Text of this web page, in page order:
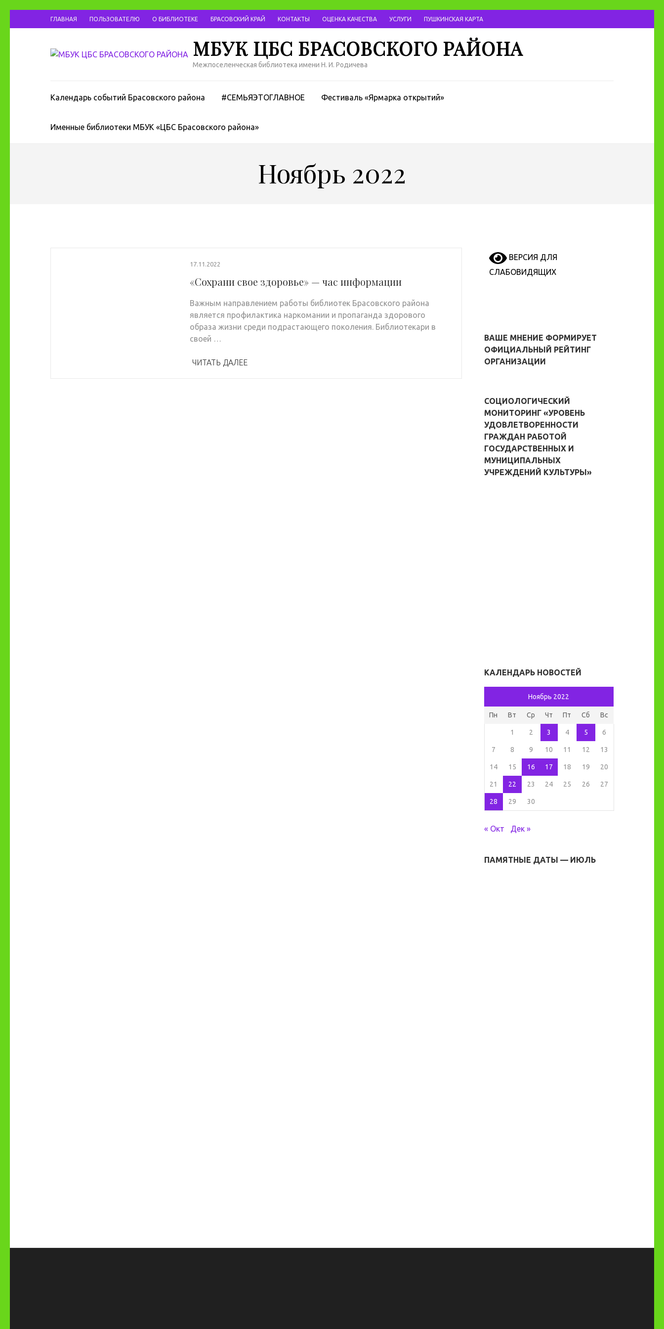
ГЛАВНАЯ ПОЛЬЗОВАТЕЛЮ О БИБЛИОТЕКЕ БРАСОВСКИЙ КРАЙ КОНТАКТЫ ОЦЕНКА КАЧЕСТВА УСЛУГИ ПУШКИНСКАЯ КАРТА
МБУК ЦБС БРАСОВСКОГО РАЙОНА
Межпоселенческая библиотека имени Н. И. Родичева
Календарь событий Брасовского района #СЕМЬЯЭТОГЛАВНОЕ Фестиваль «Ярмарка открытий»
Именные библиотеки МБУК «ЦБС Брасовского района»
Ноябрь 2022
17.11.2022
«Сохрани свое здоровье» — час информации
Важным направлением работы библиотек Брасовского района
является профилактика наркомании и пропаганда здорового
образа жизни среди подрастающего поколения. Библиотекари в
своей …
ЧИТАТЬ ДАЛЕЕ
ВЕРСИЯ ДЛЯ
СЛАБОВИДЯЩИХ
ВАШЕ МНЕНИЕ ФОРМИРУЕТ
ОФИЦИАЛЬНЫЙ РЕЙТИНГ
ОРГАНИЗАЦИИ
СОЦИОЛОГИЧЕСКИЙ
МОНИТОРИНГ «УРОВЕНЬ
УДОВЛЕТВОРЕННОСТИ
ГРАЖДАН РАБОТОЙ
ГОСУДАРСТВЕННЫХ И
МУНИЦИПАЛЬНЫХ
УЧРЕЖДЕНИЙ КУЛЬТУРЫ»
КАЛЕНДАРЬ НОВОСТЕЙ
Ноябрь 2022
Пн Вт Ср Чт Пт Сб Вс
1 2 3 4 5 6
7 8 9 10 11 12 13
14 15 16 17 18 19 20
21 22 23 24 25 26 27
28 29 30
« Окт Дек »
ПАМЯТНЫЕ ДАТЫ — ИЮЛЬ